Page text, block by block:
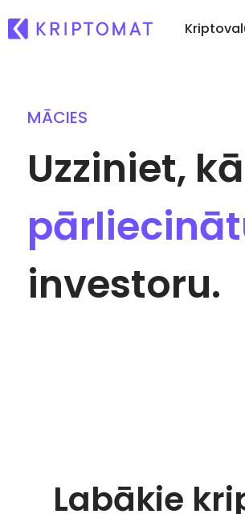
Lielākie Ieguvēji un
Atrodiet investīciju
MĀCIES
Uzziniet,
investoru.
Labākie